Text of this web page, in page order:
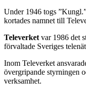
Under 1946 togs
kortades namnet till
Televerket var 1986 det
förvaltade Sveriges
Inom Televerket
övergripande styrningen
verksamhet.